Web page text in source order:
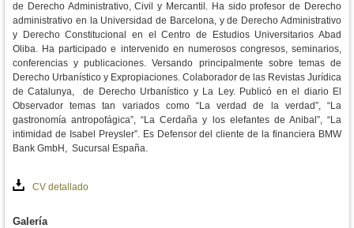
de Derecho Administrativo, Civil y Mercantil. Ha sido profesor de Derecho
administrativo en la Universidad de Barcelona, y de Derecho Administrativo
y Derecho Constitucional en el Centro de Estudios Universitarios Abad
Oliba. Ha participado e intervenido en numerosos congresos, seminarios,
conferencias y publicaciones. Versando principalmente sobre temas de
Derecho Urbanístico y Expropiaciones. Colaborador de las Revistas Jurídica
de Catalunya, de Derecho Urbanístico y La Ley. Publicó en el diario El
Observador temas tan variados como “La verdad de la verdad”, “La
gastronomía antropofágica”, “La Cerdaña y los elefantes de Anibal”, “La
intimidad de Isabel Preysler”. Es Defensor del cliente de la financiera BMW
Bank GmbH, Sucursal España.
CV detallado
Galería